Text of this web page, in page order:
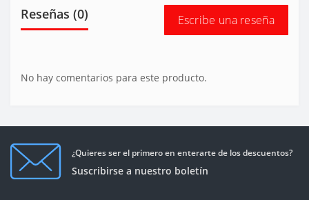
Reseñas (0) Escribe una reseña
No hay comentarios para este producto.
¿Quieres ser el primero en enterarte de los descuentos?
Suscribirse a nuestro boletín